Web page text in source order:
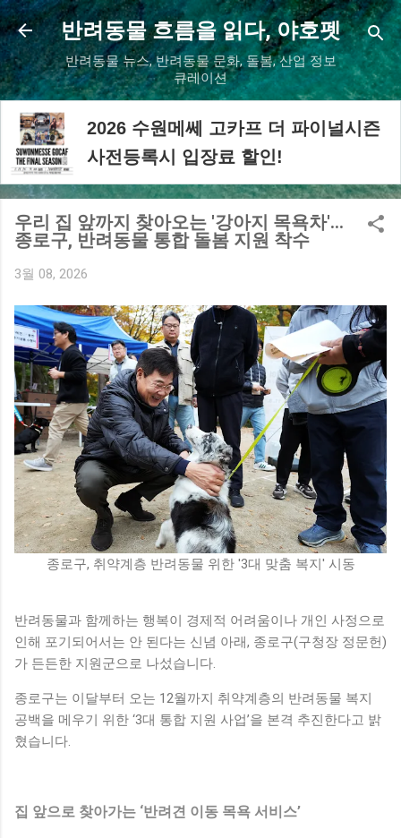
기본 콘텐츠로 건너뛰기
반려동물 흐름을 읽다, 야호펫
반려동물 뉴스, 반려동물 문화, 돌봄, 산업 정보
큐레이션
2026 수원메쎄 고카프 더 파이널시즌
사전등록시 입장료 할인!
우리 집 앞까지 찾아오는 '강아지 목욕차'…
종로구, 반려동물 통합 돌봄 지원 착수
3월 08, 2026
종로구, 취약계층 반려동물 위한 '3대 맞춤 복지' 시동
반려동물과 함께하는 행복이 경제적 어려움이나 개인 사정으로
인해 포기되어서는 안 된다는 신념 아래, 종로구(구청장 정문헌)
가 든든한 지원군으로 나섰습니다.
종로구는 이달부터 오는 12월까지 취약계층의 반려동물 복지
공백을 메우기 위한 ‘3대 통합 지원 사업’을 본격 추진한다고 밝
혔습니다.
집 앞으로 찾아가는 ‘반려견 이동 목욕 서비스’